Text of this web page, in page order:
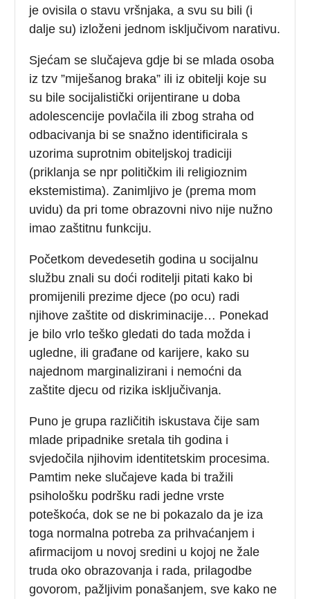
je ovisila o stavu vršnjaka, a svu su bili (i
dalje su) izloženi jednom isključivom narativu.
Sjećam se slučajeva gdje bi se mlada osoba
iz tzv ”miješanog braka” ili iz obitelji koje su
su bile socijalistički orijentirane u doba
adolescencije povlačila ili zbog straha od
odbacivanja bi se snažno identificirala s
uzorima suprotnim obiteljskoj tradiciji
(priklanja se npr političkim ili religioznim
ekstemistima). Zanimljivo je (prema mom
uvidu) da pri tome obrazovni nivo nije nužno
imao zaštitnu funkciju.
Početkom devedesetih godina u socijalnu
službu znali su doći roditelji pitati kako bi
promijenili prezime djece (po ocu) radi
njihove zaštite od diskriminacije… Ponekad
je bilo vrlo teško gledati do tada možda i
ugledne, ili građane od karijere, kako su
najednom marginalizirani i nemoćni da
zaštite djecu od rizika isključivanja.
Puno je grupa različitih iskustava čije sam
mlade pripadnike sretala tih godina i
svjedočila njihovim identitetskim procesima.
Pamtim neke slučajeve kada bi tražili
psihološku podršku radi jedne vrste
poteškoća, dok se ne bi pokazalo da je iza
toga normalna potreba za prihvaćanjem i
afirmacijom u novoj sredini u kojoj ne žale
truda oko obrazovanja i rada, prilagodbe
govorom, pažljivim ponašanjem, sve kako ne